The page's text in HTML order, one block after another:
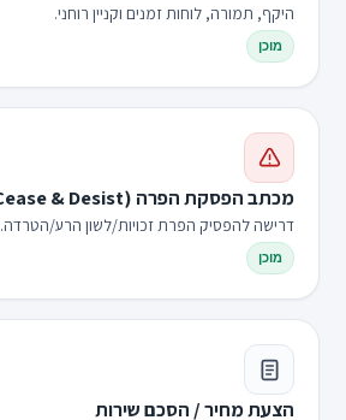
היקף, תמורה, לוחות זמנים וקניין רוחני.
מוכן
מכתב הפסקת הפרה (Cease & Desist)
דרישה להפסיק הפרת זכויות/לשון הרע/הטרדה.
מוכן
הצעת מחיר / הסכם שירות